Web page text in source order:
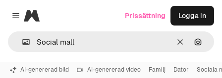
Close menu
Magnific
RensaSök
Prissättning Logga in
AI-genererad bild AI-genererad video Familj Dator Sociala